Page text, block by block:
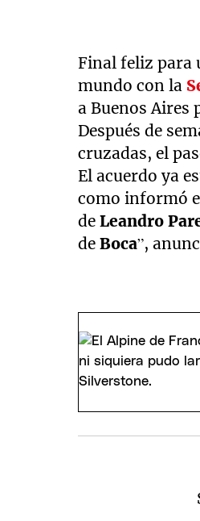
Final feliz para
mundo con la
a Buenos
Después de
cruzadas, el
El acuerdo ya
como informó
deLeandro
deBoca”,